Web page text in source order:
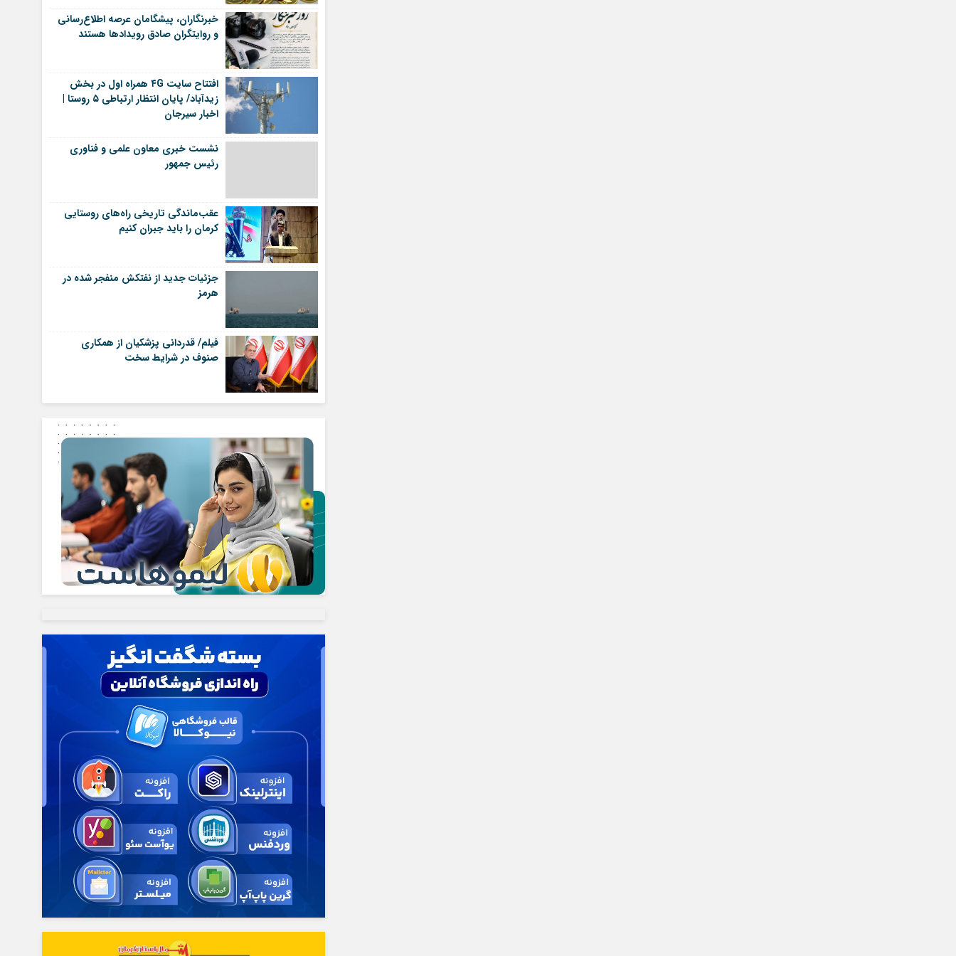
خبرنگاران، پیشگامان عرصه اطلاع‌رسانی
و روایتگران صادق رویداد‌ها هستند
افتتاح سایت ۴G همراه اول در بخش
زیدآباد/ پایان انتظار ارتباطی ۵ روستا |
اخبار سیرجان
نشست خبری معاون علمی و فناوری
رئیس جمهور
عقب‌ماندگی تاریخی راه‌های روستایی
کرمان را باید جبران کنیم
جزئیات جدید از نفتکش منفجر شده در
هرمز
فیلم/ قدردانی پزشکیان از همکاری
صنوف در شرایط سخت